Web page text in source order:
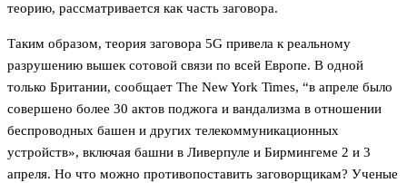
теорию, рассматривается как часть заговора.
Таким образом, теория заговора 5G привела к реальному
разрушению вышек сотовой связи по всей Европе. В одной
только Британии, сообщает The New York Times, “в апреле было
совершено более 30 актов поджога и вандализма в отношении
беспроводных башен и других телекоммуникационных
устройств», включая башни в Ливерпуле и Бирмингеме 2 и 3
апреля. Но что можно противопоставить заговорщикам? Ученые